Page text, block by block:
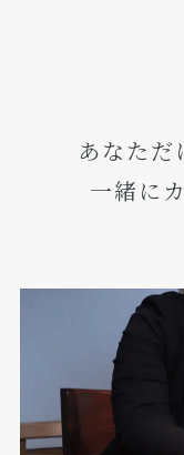
あなただ
一緒に